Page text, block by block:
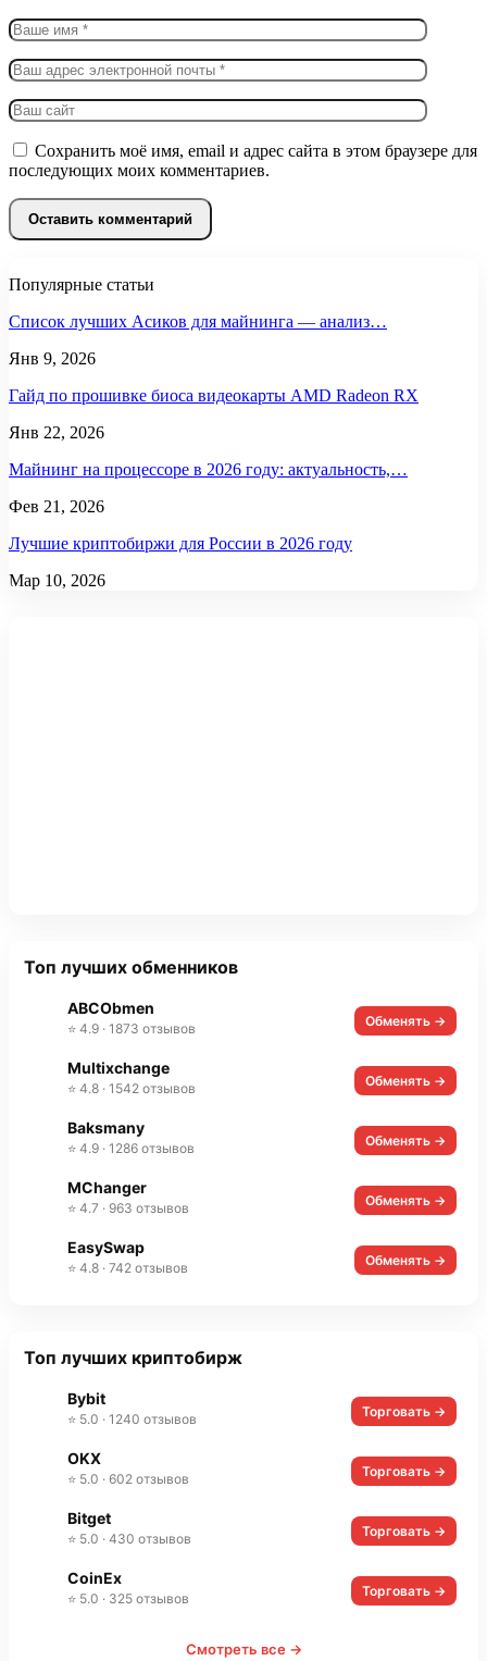
Сохранить моё имя, email и адрес сайта в этом браузере для
последующих моих комментариев.
Популярные статьи
Список лучших Асиков для майнинга — анализ…
Янв 9, 2026
Гайд по прошивке биоса видеокарты AMD Radeon RX
Янв 22, 2026
Майнинг на процессоре в 2026 году: актуальность,…
Фев 21, 2026
Лучшие криптобиржи для России в 2026 году
Мар 10, 2026
Топ лучших обменников
ABCObmen
⭐ 4.9 · 1873 отзывов Обменять →
Multixchange
⭐ 4.8 · 1542 отзывов Обменять →
Baksmany
⭐ 4.9 · 1286 отзывов Обменять →
MChanger
⭐ 4.7 · 963 отзывов Обменять →
EasySwap
⭐ 4.8 · 742 отзывов Обменять →
Топ лучших криптобирж
Bybit
⭐ 5.0 · 1240 отзывов Торговать →
OKX
⭐ 5.0 · 602 отзывов Торговать →
Bitget
⭐ 5.0 · 430 отзывов Торговать →
CoinEx
⭐ 5.0 · 325 отзывов Торговать →
Смотреть все →